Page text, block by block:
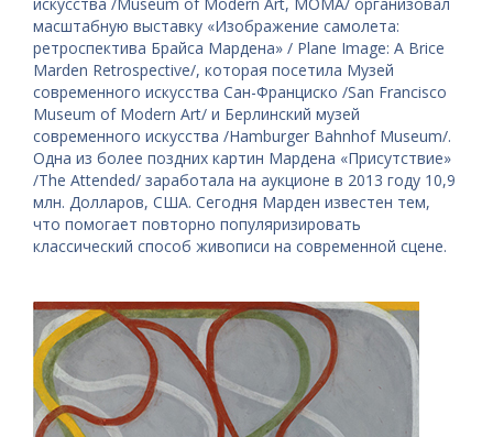
искусства /Museum of Modern Art, MOMA/ организовал
масштабную выставку «Изображение самолета:
ретроспектива Брайса Мардена» / Plane Image: A Brice
Marden Retrospective/, которая посетила Музей
современного искусства Сан-Франциско /San Francisco
Museum of Modern Art/ и Берлинский музей
современного искусства /Hamburger Bahnhof Museum/.
Одна из более поздних картин Мардена «Присутствие»
/The Attended/ заработала на аукционе в 2013 году 10,9
млн. Долларов, США. Сегодня Марден известен тем,
что помогает повторно популяризировать
классический способ живописи на современной сцене.